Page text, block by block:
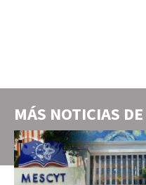
MÁS NOTICIAS DE